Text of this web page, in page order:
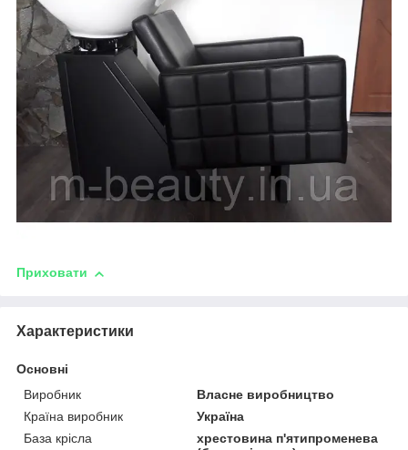
Приховати
Характеристики
Основні
Виробник
Власне виробництво
Країна виробник
Україна
База крісла
хрестовина п'ятипроменева